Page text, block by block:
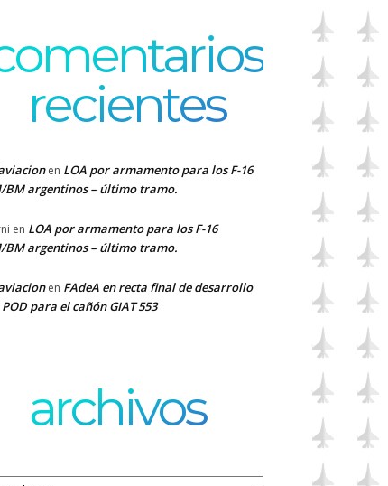
recientes
en LOA por armamento para los F-16
BM argentinos – último tramo.
en LOA por armamento para los F-16
BM argentinos – último tramo.
en FAdeA en recta final de desarrollo
para el cañón GIAT 553
archivos